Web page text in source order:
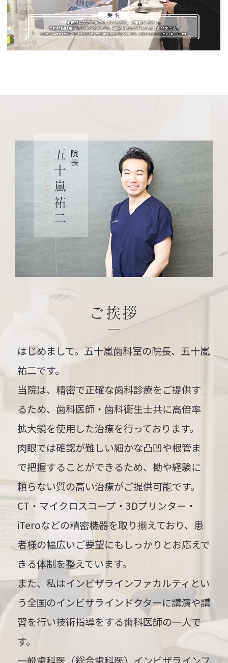
院長
五十嵐祐二
YUJI IGARASHI
ご挨拶
はじめまして。五十嵐歯科室の院長、五十嵐
祐二です。
当院は、精密で正確な歯科診療をご提供す
るため、歯科医師・歯科衛生士共に高倍率
拡大鏡を使用した治療を行っております。
肉眼では確認が難しい細かな凸凹や根管ま
で把握することができるため、勘や経験に
頼らない質の高い治療がご提供可能です。
CT・マイクロスコープ・3Dプリンター・
iTeroなどの精密機器を取り揃えており、患
者様の幅広いご要望にもしっかりとお応えで
きる体制を整えています。
また、私はインビザラインファカルティとい
う全国のインビザラインドクターに講演や講
習を行い技術指導をする歯科医師の一人で
す。